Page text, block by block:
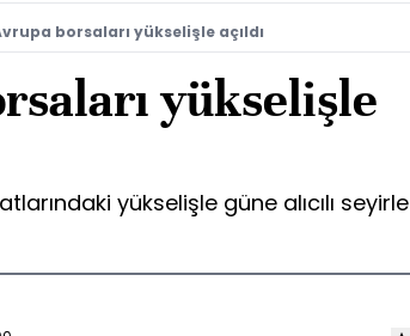
borsaları yükselişle açıldı
yükselişle
yükselişle güne alıcılı seyirle